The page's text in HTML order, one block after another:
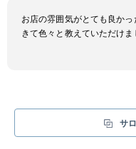
ます。お肌に優しいマシンだか
お店の雰囲気がとても良か
きて色々と教えていただけま
サ